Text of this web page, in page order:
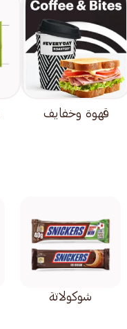
قهوة وخفايف
شوكولاتة